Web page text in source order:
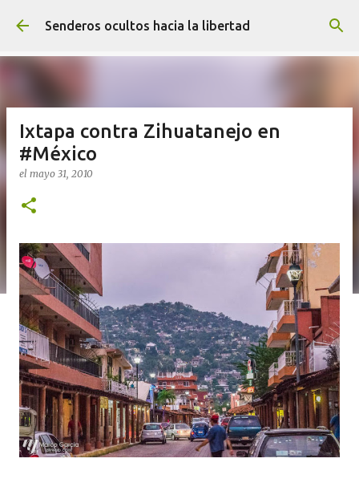
Ir al contenido principal
Senderos ocultos hacia la libertad
Ixtapa contra Zihuatanejo en
#México
el mayo 31, 2010